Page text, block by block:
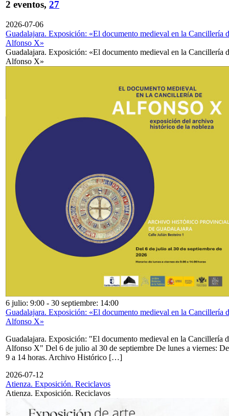
2 eventos, 27
2026-07-06
Guadalajara. Exposición: «El documento medieval en la Cancillería
Alfonso X»
Guadalajara. Exposición: «El documento medieval en la Cancillería
Alfonso X»
6 julio: 9:00 - 30 septiembre: 14:00
Guadalajara. Exposición: «El documento medieval en la Cancillería
Alfonso X»
Guadalajara. Exposición: "El documento medieval en la Cancillería
Alfonso X" Del 6 de julio al 30 de septiembre De lunes a viernes: De
9 a 14 horas. Archivo Histórico […]
2026-07-12
Atienza. Exposición. Reciclavos
Atienza. Exposición. Reciclavos